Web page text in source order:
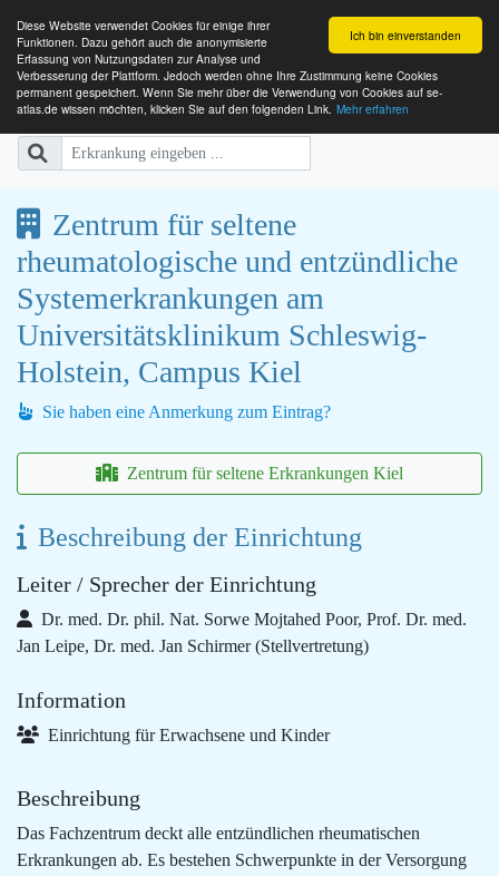
Ich bin einverstanden
Diese Website verwendet Cookies für einige ihrer
Funktionen. Dazu gehört auch die anonymisierte
Erfassung von Nutzungsdaten zur Analyse und
Verbesserung der Plattform. Jedoch werden ohne Ihre Zustimmung keine Cookies
permanent gespeichert. Wenn Sie mehr über die Verwendung von Cookies auf se-
atlas.de wissen möchten, klicken Sie auf den folgenden Link. Mehr erfahren
SE-ATLAS
Versorgungsatlas für Menschen
Zentrum für seltene
rheumatologische und entzündliche
Systemerkrankungen am
Universitätsklinikum Schleswig-
Holstein, Campus Kiel
Sie haben eine Anmerkung zum Eintrag?
Zentrum für seltene Erkrankungen Kiel
Beschreibung der Einrichtung
Leiter / Sprecher der Einrichtung
Dr. med. Dr. phil. Nat. Sorwe Mojtahed Poor, Prof. Dr. med.
Jan Leipe, Dr. med. Jan Schirmer (Stellvertretung)
Information
Einrichtung für Erwachsene und Kinder
Beschreibung
Das Fachzentrum deckt alle entzündlichen rheumatischen
Erkrankungen ab. Es bestehen Schwerpunkte in der Versorgung